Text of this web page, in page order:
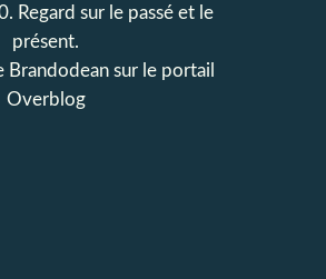
Regard sur le passé et le
présent.
Brandodean sur le portail
Overblog